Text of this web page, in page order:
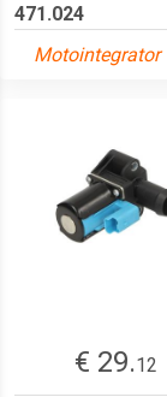
471.024
Motointegrator
€ 29.12